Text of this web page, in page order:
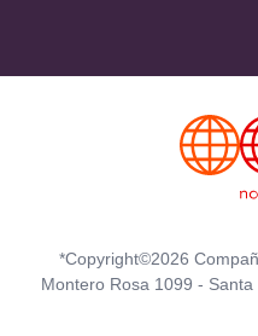
*Copyright©2026
Montero Rosa 1099 -